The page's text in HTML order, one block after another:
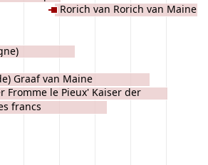
Graaf van Maine
Fromme le Pieux' Kaiser der
francs
Rorich van Rorich van Maine